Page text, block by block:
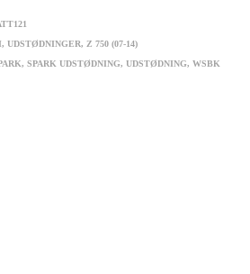
,UDSTØDNINGER, Z 750 (07-14)
,SPARK UDSTØDNING,UDSTØDNING,WSBK